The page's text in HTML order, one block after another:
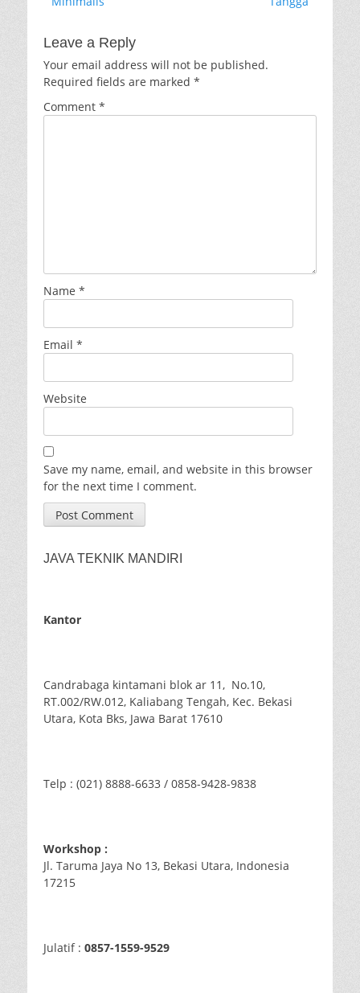
Leave a Reply
Your email address will not be published.
Required fields are marked *
Comment *
Name *
Email *
Website
Save my name, email, and website in this browser
for the next time I comment.
JAVA TEKNIK MANDIRI
Kantor
Candrabaga kintamani blok ar 11, No.10,
RT.002/RW.012, Kaliabang Tengah, Kec. Bekasi
Utara, Kota Bks, Jawa Barat 17610
Telp : (021) 8888-6633 / 0858-9428-9838
Workshop :
Jl. Taruma Jaya No 13, Bekasi Utara, Indonesia
17215
Julatif : 0857-1559-9529